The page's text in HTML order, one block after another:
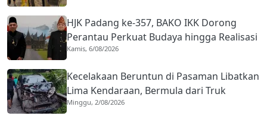
HJK Padang ke-357, BAKO IKK Dorong
Perantau Perkuat Budaya hingga Realisasi
Kota Gastronomi
Kamis, 6/08/2026
Kecelakaan Beruntun di Pasaman Libatkan
Lima Kendaraan, Bermula dari Truk
Diduga Rem Blong
Minggu, 2/08/2026